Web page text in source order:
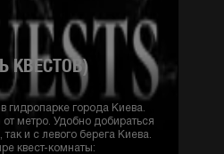
КВЕСТОВ)
гидропарке города Киева.
метро. Удобно добираться
так и с левого берега Киева.
квест-комнаты: